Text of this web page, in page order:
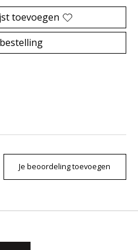
toevoegen
Je beoordeling toevoegen